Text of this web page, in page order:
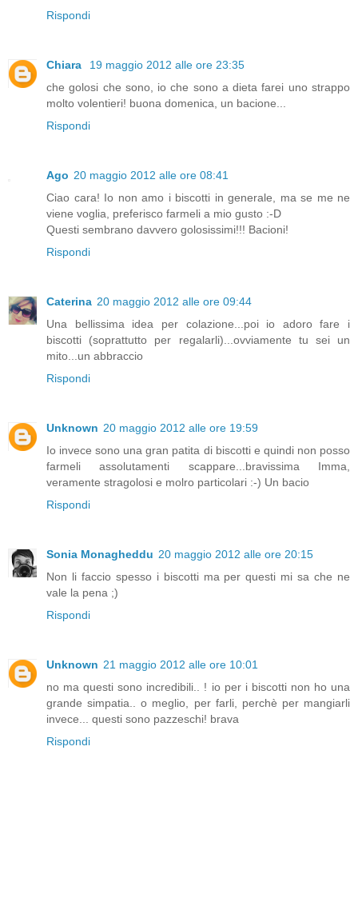
Rispondi
Chiara
19 maggio 2012 alle ore 23:35
che golosi che sono, io che sono a dieta farei uno strappo
molto volentieri! buona domenica, un bacione...
Rispondi
Ago 20 maggio 2012 alle ore 08:41
Ciao cara! Io non amo i biscotti in generale, ma se me ne
viene voglia, preferisco farmeli a mio gusto :-D
Questi sembrano davvero golosissimi!!! Bacioni!
Rispondi
Caterina 20 maggio 2012 alle ore 09:44
Una bellissima idea per colazione...poi io adoro fare i
biscotti (soprattutto per regalarli)...ovviamente tu sei un
mito...un abbraccio
Rispondi
Unknown 20 maggio 2012 alle ore 19:59
Io invece sono una gran patita di biscotti e quindi non posso
farmeli assolutamenti scappare...bravissima Imma,
veramente stragolosi e molro particolari :-) Un bacio
Rispondi
Sonia Monagheddu 20 maggio 2012 alle ore 20:15
Non li faccio spesso i biscotti ma per questi mi sa che ne
vale la pena ;)
Rispondi
Unknown 21 maggio 2012 alle ore 10:01
no ma questi sono incredibili.. ! io per i biscotti non ho una
grande simpatia.. o meglio, per farli, perchè per mangiarli
invece... questi sono pazzeschi! brava
Rispondi